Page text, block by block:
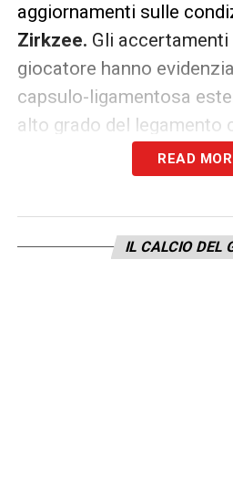
aggiornamenti sulle
Zirkzee. Gli accertamenti
giocatore hanno
capsulo-ligamentosa
alto grado del legamento
Sarà valutata, in accordo
READ
IL CALCIO DEL